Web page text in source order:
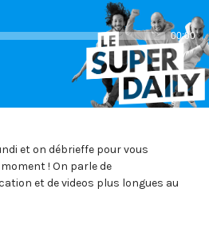
00:00
et on débrieffe pour vous
! On parle de
et de videos plus longues au